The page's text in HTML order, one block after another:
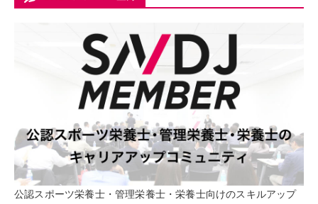
公認スポーツ栄養士・管理栄養士・栄養士向けのスキルアップ